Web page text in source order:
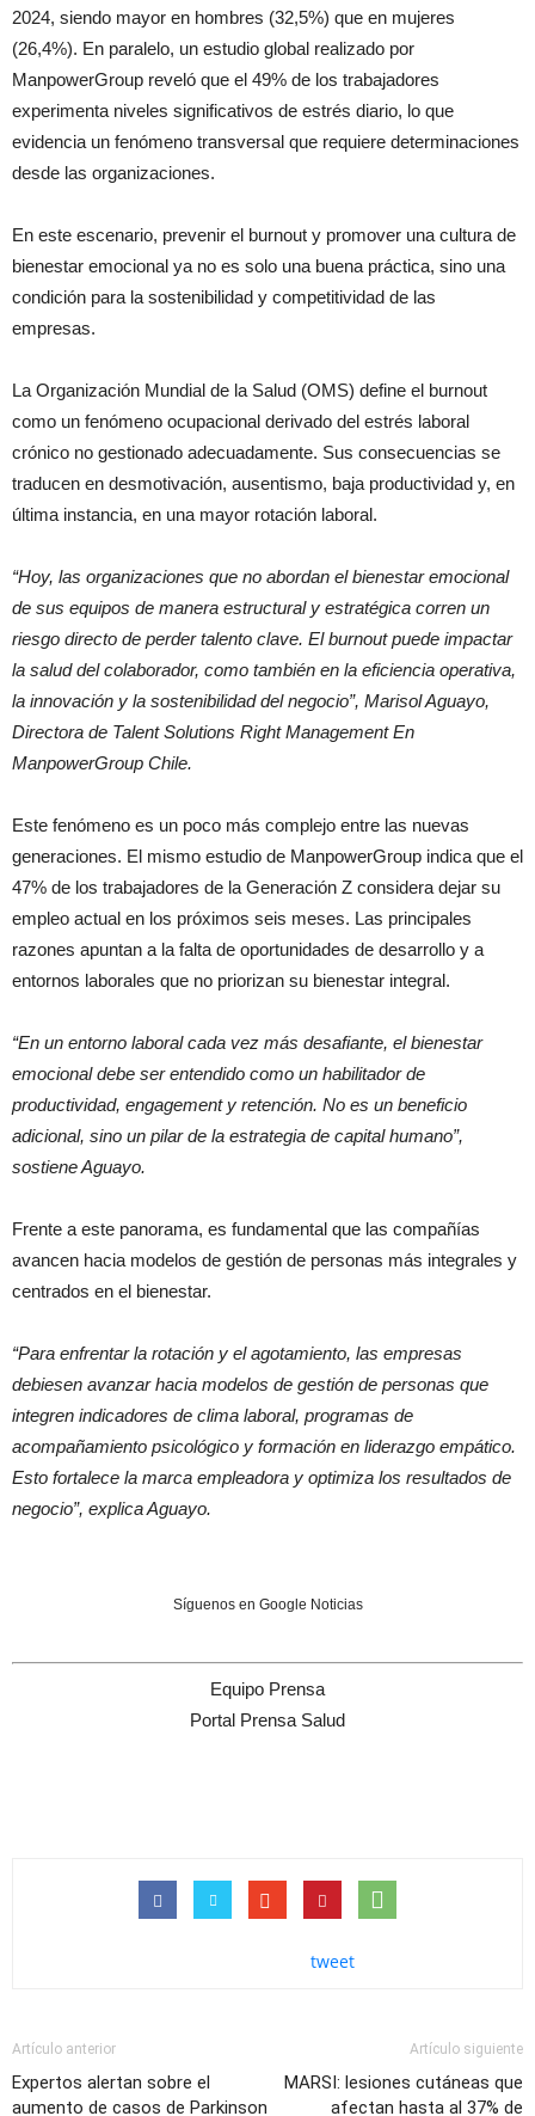
2024, siendo mayor en hombres (32,5%) que en mujeres
(26,4%). En paralelo, un estudio global realizado por
ManpowerGroup reveló que el 49% de los trabajadores
experimenta niveles significativos de estrés diario, lo que
evidencia un fenómeno transversal que requiere determinaciones
desde las organizaciones.
En este escenario, prevenir el burnout y promover una cultura de
bienestar emocional ya no es solo una buena práctica, sino una
condición para la sostenibilidad y competitividad de las
empresas.
La Organización Mundial de la Salud (OMS) define el burnout
como un fenómeno ocupacional derivado del estrés laboral
crónico no gestionado adecuadamente. Sus consecuencias se
traducen en desmotivación, ausentismo, baja productividad y, en
última instancia, en una mayor rotación laboral.
“Hoy, las organizaciones que no abordan el bienestar emocional
de sus equipos de manera estructural y estratégica corren un
riesgo directo de perder talento clave. El burnout puede impactar
la salud del colaborador, como también en la eficiencia operativa,
la innovación y la sostenibilidad del negocio”, Marisol Aguayo,
Directora de Talent Solutions Right Management En
ManpowerGroup Chile.
Este fenómeno es un poco más complejo entre las nuevas
generaciones. El mismo estudio de ManpowerGroup indica que el
47% de los trabajadores de la Generación Z considera dejar su
empleo actual en los próximos seis meses. Las principales
razones apuntan a la falta de oportunidades de desarrollo y a
entornos laborales que no priorizan su bienestar integral.
“En un entorno laboral cada vez más desafiante, el bienestar
emocional debe ser entendido como un habilitador de
productividad, engagement y retención. No es un beneficio
adicional, sino un pilar de la estrategia de capital humano”,
sostiene Aguayo.
Frente a este panorama, es fundamental que las compañías
avancen hacia modelos de gestión de personas más integrales y
centrados en el bienestar.
“Para enfrentar la rotación y el agotamiento, las empresas
debiesen avanzar hacia modelos de gestión de personas que
integren indicadores de clima laboral, programas de
acompañamiento psicológico y formación en liderazgo empático.
Esto fortalece la marca empleadora y optimiza los resultados de
negocio”, explica Aguayo.
Síguenos en Google Noticias
Equipo Prensa
Portal Prensa Salud
tweet
Artículo anterior
Expertos alertan sobre el
aumento de casos de Parkinson
Artículo siguiente
MARSI: lesiones cutáneas que
afectan hasta al 37% de